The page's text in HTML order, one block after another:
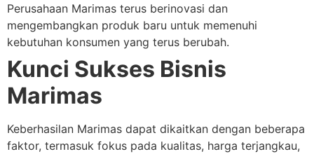
Perusahaan Marimas terus berinovasi dan
mengembangkan produk baru untuk memenuhi
kebutuhan konsumen yang terus berubah.
Kunci Sukses Bisnis
Marimas
Keberhasilan Marimas dapat dikaitkan dengan beberapa
faktor, termasuk fokus pada kualitas, harga terjangkau,